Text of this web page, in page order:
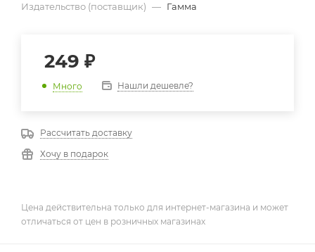
Издательство (поставщик) — Гамма
249 ₽
Много Нашли дешевле?
Рассчитать доставку
Хочу в подарок
Цена действительна только для интернет-магазина и может
отличаться от цен в розничных магазинах